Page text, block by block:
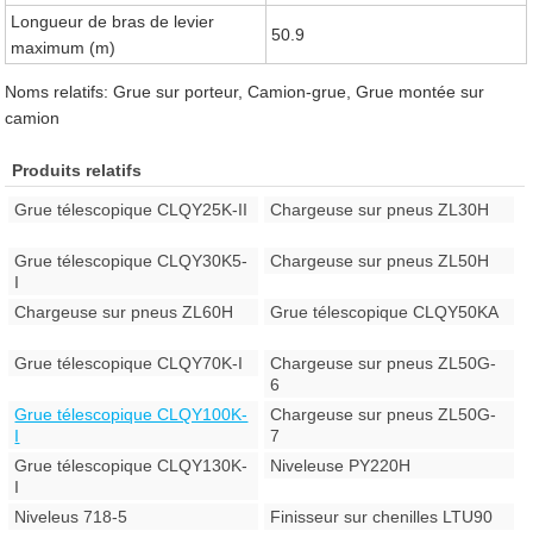
Longueur de bras de levier
maximum (m)
50.9
Noms relatifs: Grue sur porteur, Camion-grue, Grue montée sur
camion
Produits relatifs
Grue télescopique CLQY25K-II Chargeuse sur pneus ZL30H
Grue télescopique CLQY30K5-
I
Chargeuse sur pneus ZL50H
Chargeuse sur pneus ZL60H Grue télescopique CLQY50KA
Grue télescopique CLQY70K-I
Chargeuse sur pneus ZL50G-
6
Grue télescopique CLQY100K-
I
Chargeuse sur pneus ZL50G-
7
Grue télescopique CLQY130K-
I
Niveleuse PY220H
Niveleus 718-5 Finisseur sur chenilles LTU90